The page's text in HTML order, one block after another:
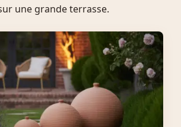
une grande terrasse.